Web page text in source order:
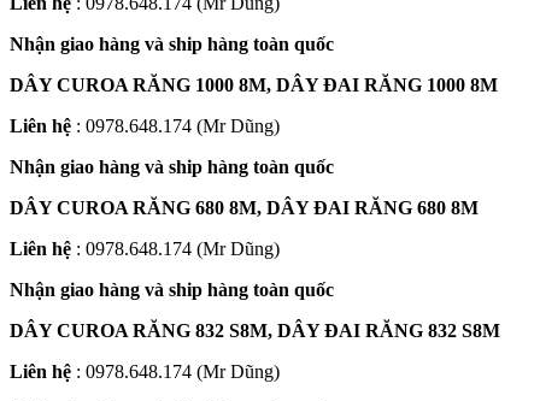
Nhận giao hàng và ship hàng toàn quốc
DÂY CUROA RĂNG 1000 8M, DÂY ĐAI RĂNG 1000 8M
Liên hệ : 0978.648.174 (Mr Dũng)
Nhận giao hàng và ship hàng toàn quốc
DÂY CUROA RĂNG 680 8M, DÂY ĐAI RĂNG 680 8M
Liên hệ : 0978.648.174 (Mr Dũng)
Nhận giao hàng và ship hàng toàn quốc
DÂY CUROA RĂNG 832 S8M, DÂY ĐAI RĂNG 832 S8M
Liên hệ : 0978.648.174 (Mr Dũng)